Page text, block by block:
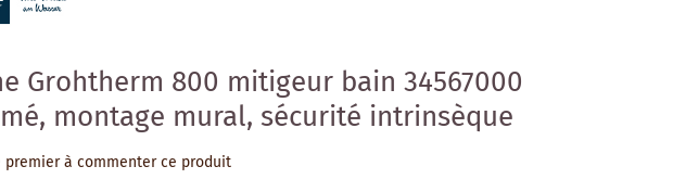
Grohtherm 800 mitigeur bain 34567000
montage mural, sécurité intrinsèque
premier à commenter ce produit